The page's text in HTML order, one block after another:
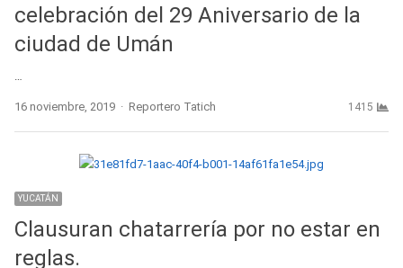
celebración del 29 Aniversario de la
ciudad de Umán
16 noviembre, 2019 Author
Reportero Tatich 1415
YUCATÁN
Clausuran chatarrería por no estar en
reglas.